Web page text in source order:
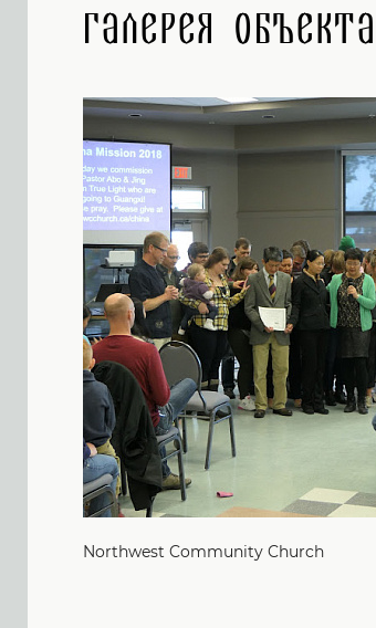
Галерея объекта
Northwest Community Church